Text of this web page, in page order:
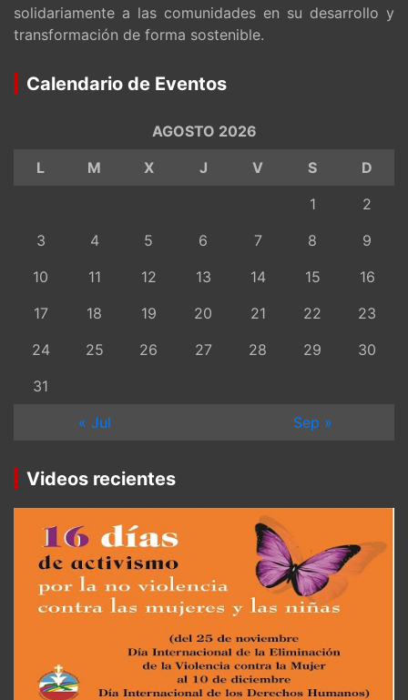
solidariamente a las comunidades en su desarrollo y
transformación de forma sostenible.
Calendario de Eventos
AGOSTO 2026
L
M X J V S
D
1
2
3
4 5 6 7 8
9
10
11 12 13 14 15
16
17
18 19 20 21 22
23
24
25 26 27 28 29
30
31
« Jul
Sep »
Videos recientes